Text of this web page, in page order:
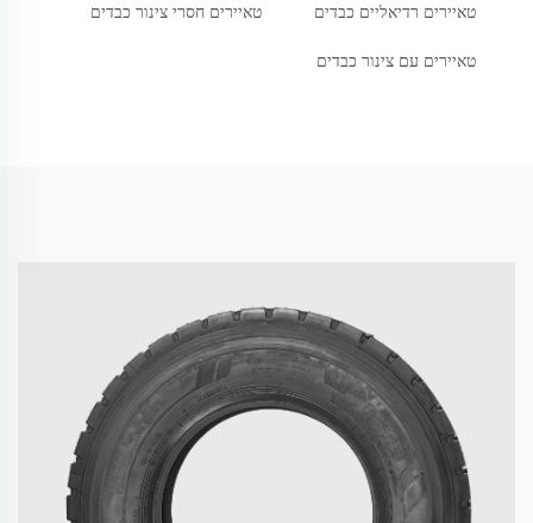
טאיירים רדיאליים כבדים טאיירים חסרי צינור כבדים
טאיירים עם צינור כבדים